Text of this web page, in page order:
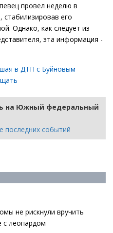
провел неделю в
стабилизировав его
Однако, как следует из
эта информация -
в ДТП с Буйновым
на Южный федеральный
последних событий
не рискнули вручить
с леопардом